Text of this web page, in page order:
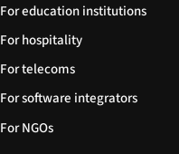
For education institutions
For hospitality
For telecoms
For software integrators
For NGOs